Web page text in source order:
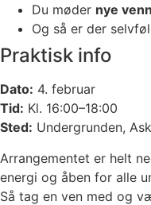
Du møder nye
Og så er der
Praktisk info
Dato: 4. februar
Tid: Kl. 16:00–18:00
Sted: Undergrunden,
Arrangementet er helt
energi og åben for alle
Så tag en ven med og